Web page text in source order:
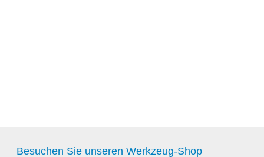
Besuchen Sie unseren Werkzeug-Shop